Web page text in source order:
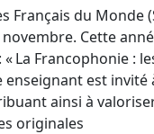
Français du Monde
Cette
La Francophonie :
enseignant est
ainsi à
originales